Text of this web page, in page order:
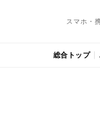
スマホ・
総合トップ